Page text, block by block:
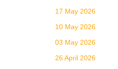
17 May 2026
10 May 2026
03 May 2026
26 April 2026